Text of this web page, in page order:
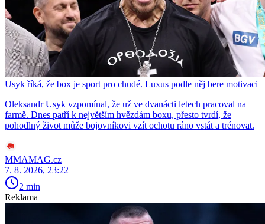
Usyk říká, že box je sport pro chudé. Luxus podle něj bere motivaci
Oleksandr Usyk vzpomínal, že už ve dvanácti letech pracoval na
farmě. Dnes patří k největším hvězdám boxu, přesto tvrdí, že
pohodlný život může bojovníkovi vzít ochotu ráno vstát a trénovat.
MMAMAG.cz
7. 8. 2026, 23:22
2 min
Reklama